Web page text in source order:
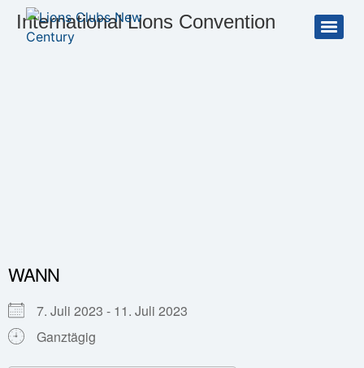
International Lions Convention
WANN
7. Juli 2023 - 11. Juli 2023
Ganztägig